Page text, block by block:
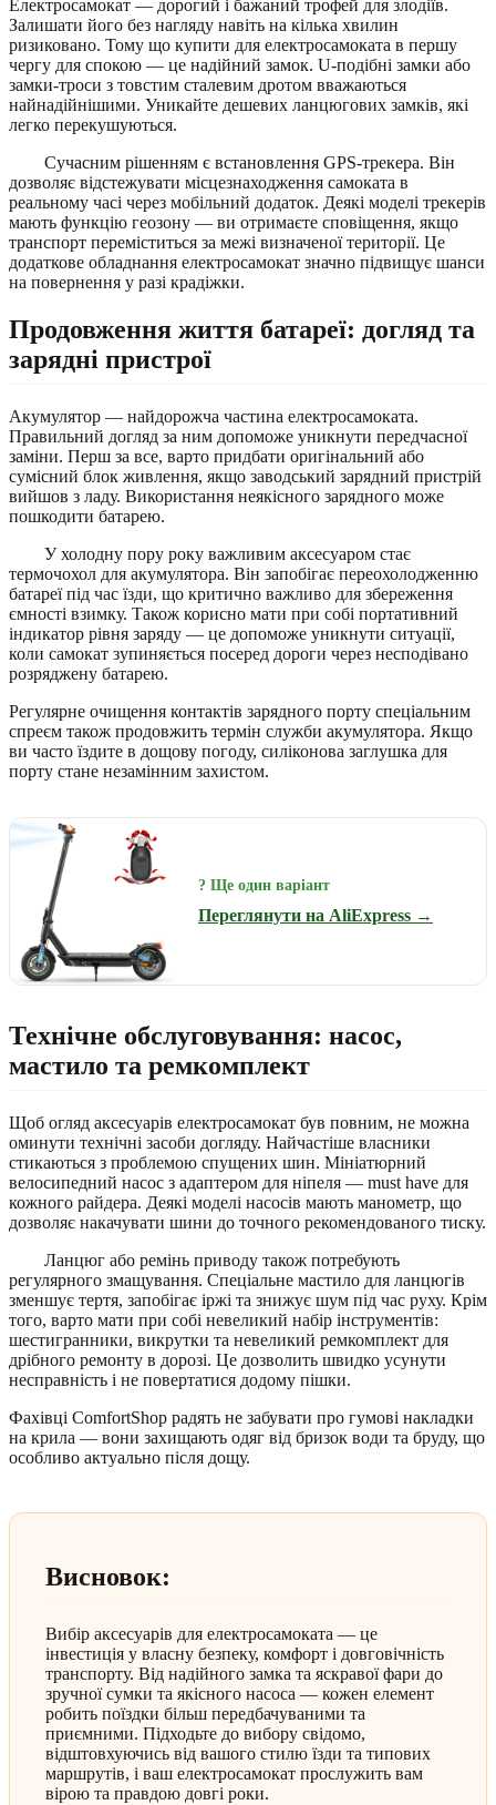
Електросамокат — дорогий і бажаний трофей для злодіїв.
Залишати його без нагляду навіть на кілька хвилин
ризиковано. Тому що купити для електросамоката в першу
чергу для спокою — це надійний замок. U-подібні замки або
замки-троси з товстим сталевим дротом вважаються
найнадійнішими. Уникайте дешевих ланцюгових замків, які
легко перекушуються.
Сучасним рішенням є встановлення GPS-трекера. Він
дозволяє відстежувати місцезнаходження самоката в
реальному часі через мобільний додаток. Деякі моделі трекерів
мають функцію геозону — ви отримаєте сповіщення, якщо
транспорт переміститься за межі визначеної території. Це
додаткове обладнання електросамокат значно підвищує шанси
на повернення у разі крадіжки.
Продовження життя батареї: догляд та
зарядні пристрої
Акумулятор — найдорожча частина електросамоката.
Правильний догляд за ним допоможе уникнути передчасної
заміни. Перш за все, варто придбати оригінальний або
сумісний блок живлення, якщо заводський зарядний пристрій
вийшов з ладу. Використання неякісного зарядного може
пошкодити батарею.
У холодну пору року важливим аксесуаром стає
термочохол для акумулятора. Він запобігає переохолодженню
батареї під час їзди, що критично важливо для збереження
ємності взимку. Також корисно мати при собі портативний
індикатор рівня заряду — це допоможе уникнути ситуації,
коли самокат зупиняється посеред дороги через несподівано
розряджену батарею.
Регулярне очищення контактів зарядного порту спеціальним
спреєм також продовжить термін служби акумулятора. Якщо
ви часто їздите в дощову погоду, силіконова заглушка для
порту стане незамінним захистом.
? Ще один варіант
Переглянути на AliExpress →
Технічне обслуговування: насос,
мастило та ремкомплект
Щоб огляд аксесуарів електросамокат був повним, не можна
оминути технічні засоби догляду. Найчастіше власники
стикаються з проблемою спущених шин. Мініатюрний
велосипедний насос з адаптером для ніпеля — must have для
кожного райдера. Деякі моделі насосів мають манометр, що
дозволяє накачувати шини до точного рекомендованого тиску.
Ланцюг або ремінь приводу також потребують
регулярного змащування. Спеціальне мастило для ланцюгів
зменшує тертя, запобігає іржі та знижує шум під час руху. Крім
того, варто мати при собі невеликий набір інструментів:
шестигранники, викрутки та невеликий ремкомплект для
дрібного ремонту в дорозі. Це дозволить швидко усунути
несправність і не повертатися додому пішки.
Фахівці ComfortShop радять не забувати про гумові накладки
на крила — вони захищають одяг від бризок води та бруду, що
особливо актуально після дощу.
Висновок:
Вибір аксесуарів для електросамоката — це
інвестиція у власну безпеку, комфорт і довговічність
транспорту. Від надійного замка та яскравої фари до
зручної сумки та якісного насоса — кожен елемент
робить поїздки більш передбачуваними та
приємними. Підходьте до вибору свідомо,
відштовхуючись від вашого стилю їзди та типових
маршрутів, і ваш електросамокат прослужить вам
вірою та правдою довгі роки.